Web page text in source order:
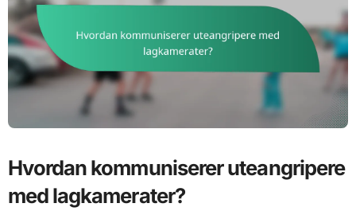
Hvordan kommuniserer uteangripere
med lagkamerater?